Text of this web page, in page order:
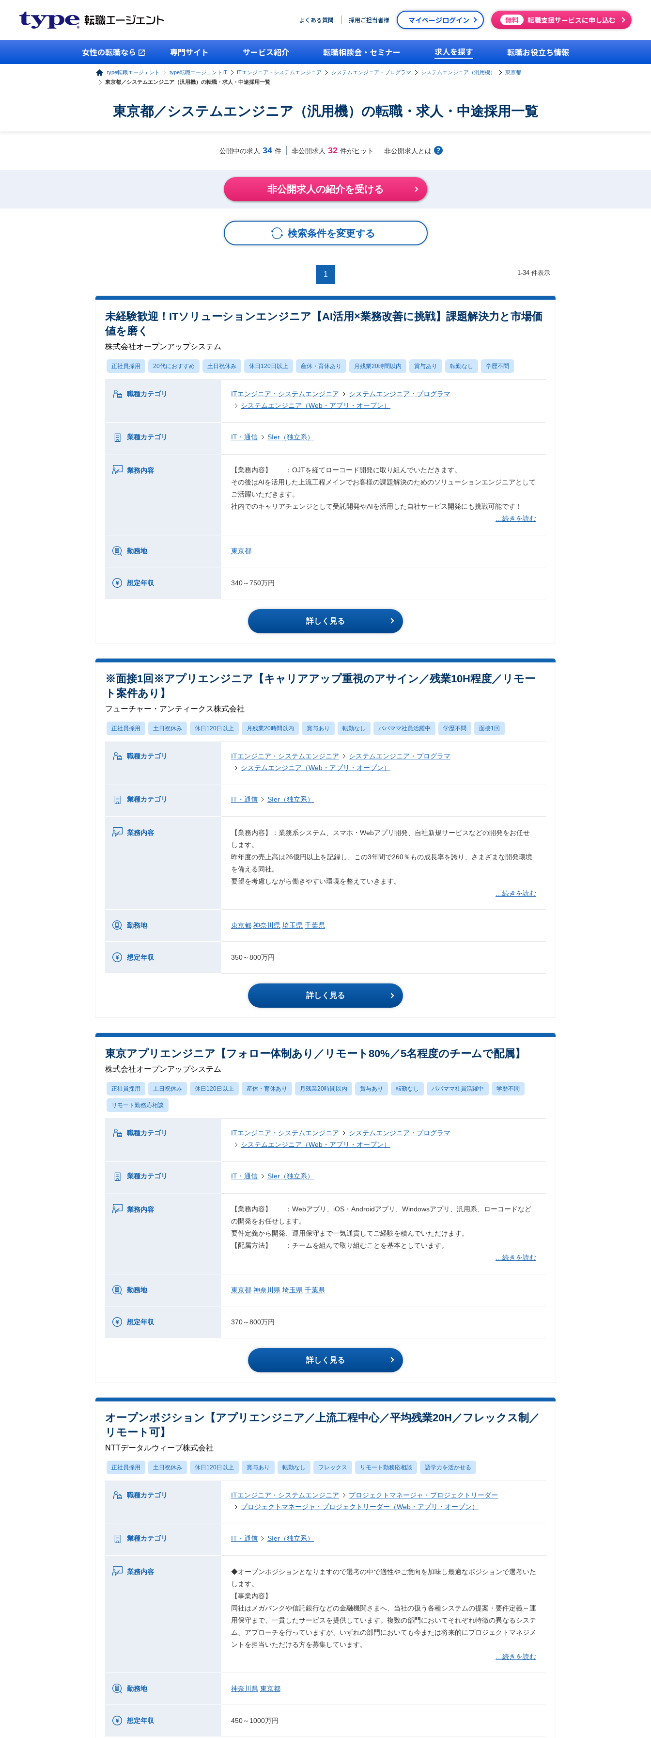
よくある質問 採用ご担当者様 マイページログイン 無料 転職支援サービスに申し込む
女性の転職なら 専門サイト サービス紹介 転職相談会・セミナー 求人を探す 転職お役立ち情報
type転職エージェント type転職エージェントIT ITエンジニア・システムエンジニア システムエンジニア・プログラマ システムエンジニア（汎用機）
東京都
東京都／システムエンジニア（汎用機）の転職・求人・中途採用一覧
東京都／システムエンジニア（汎用機）の転職・求人・中途採用一覧
公開中の求人 34 件 非公開求人 32 件がヒット 非公開求人とは
非公開求人の紹介を受ける
検索条件を変更する
1 1-34 件表示
未経験歓迎！ITソリューションエンジニア【AI活用×業務改善に挑戦】課題解決力と市場価
値を磨く
株式会社オープンアップシステム
正社員採用 20代におすすめ 土日祝休み 休日120日以上 産休・育休あり 月残業20時間以内 賞与あり 転勤なし 学歴不問
職種カテゴリ ITエンジニア・システムエンジニア
システムエンジニア・プログラマ
システムエンジニア（Web・アプリ・オープン）
業種カテゴリ IT・通信 SIer（独立系）
業務内容
【業務内容】 ：OJTを経てローコード開発に取り組んでいただきます。
その後はAIを活用した上流工程メインでお客様の課題解決のためのソリューションエンジニアとして
ご活躍いただきます。
社内でのキャリアチェンジとして受託開発やAIを活用した自社サービス開発にも挑戦可能です！
…続きを読む
勤務地 東京都
想定年収 340～750万円
詳しく見る
※面接1回※アプリエンジニア【キャリアアップ重視のアサイン／残業10H程度／リモー
ト案件あり】
フューチャー・アンティークス株式会社
正社員採用 土日祝休み 休日120日以上 月残業20時間以内 賞与あり 転勤なし パパママ社員活躍中 学歴不問 面接1回
職種カテゴリ ITエンジニア・システムエンジニア
システムエンジニア・プログラマ
システムエンジニア（Web・アプリ・オープン）
業種カテゴリ IT・通信 SIer（独立系）
業務内容
【業務内容】：業務系システム、スマホ・Webアプリ開発、自社新規サービスなどの開発をお任せ
します。
昨年度の売上高は26億円以上を記録し、この3年間で260％もの成長率を誇り、さまざまな開発環境
を備える同社。
要望を考慮しながら働きやすい環境を整えていきます。
…続きを読む
勤務地 東京都 神奈川県 埼玉県 千葉県
想定年収 350～800万円
詳しく見る
東京アプリエンジニア【フォロー体制あり／リモート80%／5名程度のチームで配属】
株式会社オープンアップシステム
正社員採用 土日祝休み 休日120日以上 産休・育休あり 月残業20時間以内 賞与あり 転勤なし パパママ社員活躍中 学歴不問
リモート勤務応相談
職種カテゴリ ITエンジニア・システムエンジニア
システムエンジニア・プログラマ
システムエンジニア（Web・アプリ・オープン）
業種カテゴリ IT・通信 SIer（独立系）
業務内容
【業務内容】 ：Webアプリ、iOS・Androidアプリ、Windowsアプリ、汎用系、ローコードなど
の開発をお任せします。
要件定義から開発、運用保守まで一気通貫してご経験を積んでいただけます。
【配属方法】 ：チームを組んで取り組むことを基本としています。
…続きを読む
勤務地 東京都 神奈川県 埼玉県 千葉県
想定年収 370～800万円
詳しく見る
オープンポジション【アプリエンジニア／上流工程中心／平均残業20H／フレックス制／
リモート可】
NTTデータルウィーブ株式会社
正社員採用 土日祝休み 休日120日以上 賞与あり 転勤なし フレックス リモート勤務応相談 語学力を活かせる
職種カテゴリ ITエンジニア・システムエンジニア
プロジェクトマネージャ・プロジェクトリーダー
プロジェクトマネージャ・プロジェクトリーダー（Web・アプリ・オープン）
業種カテゴリ IT・通信 SIer（独立系）
業務内容
◆オープンポジションとなりますので選考の中で適性やご意向を加味し最適なポジションで選考いた
します。
【事業内容】
同社はメガバンクや信託銀行などの金融機関さまへ、当社の扱う各種システムの提案・要件定義～運
用保守まで、一貫したサービスを提供しています。複数の部門においてそれぞれ特徴の異なるシステ
ム、アプローチを行っていますが、いずれの部門においても今または将来的にプロジェクトマネジメ
ントを担当いただける方を募集しています。
…続きを読む
勤務地 神奈川県 東京都
想定年収 450～1000万円